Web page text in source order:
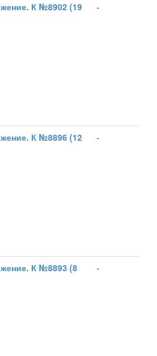
К №8902 (19
-
К №8896 (12
-
К №8893 (8
-